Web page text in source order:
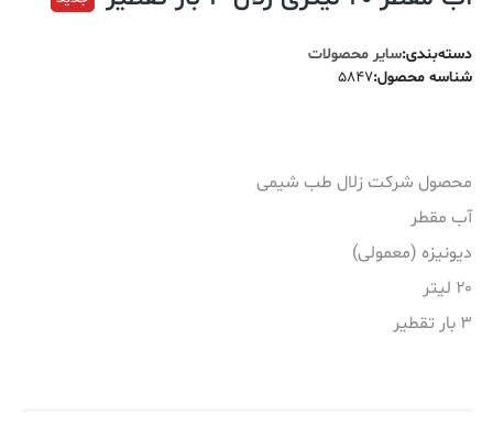
دسته‌بندی:سایر محصولات
شناسه محصول:
5847
محصول شرکت زلال طب شیمی
آب مقطر
دیونیزه (معمولی)
۲۰ لیتر
3 بار تقطیر